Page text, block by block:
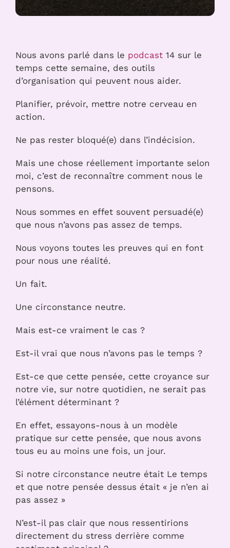
Nous avons parlé dans le podcast 14 sur le
temps cette semaine, des outils
d’organisation qui peuvent nous aider.
Planifier, prévoir, mettre notre cerveau en
action.
Ne pas rester bloqué(e) dans l’indécision.
Mais une chose réellement importante selon
moi, c’est de reconnaître comment nous le
pensons.
Nous sommes en effet souvent persuadé(e)
que nous n’avons pas assez de temps.
Nous voyons toutes les preuves qui en font
pour nous une réalité.
Un fait.
Une circonstance neutre.
Mais est-ce vraiment le cas ?
Est-il vrai que nous n’avons pas le temps ?
Est-ce que cette pensée, cette croyance sur
notre vie, sur notre quotidien, ne serait pas
l’élément déterminant ?
En effet, essayons-nous à un modèle
pratique sur cette pensée, que nous avons
tous eu au moins une fois, un jour.
Si notre circonstance neutre était Le temps
et que notre pensée dessus était « je n’en ai
pas assez »
N’est-il pas clair que nous ressentirions
directement du stress derrière comme